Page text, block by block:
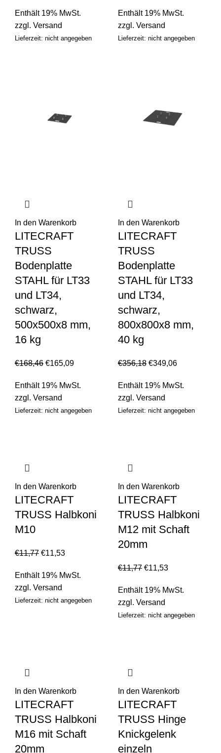
Enthält 19% MwSt.
zzgl. Versand
Lieferzeit: nicht angegeben
Enthält 19% MwSt.
zzgl. Versand
Lieferzeit: nicht angegeben
In den Warenkorb
LITECRAFT
TRUSS
Bodenplatte
STAHL für LT33
und LT34,
schwarz,
500x500x8 mm,
16 kg
€168,46 €165,09
Enthält 19% MwSt.
zzgl. Versand
Lieferzeit: nicht angegeben
In den Warenkorb
LITECRAFT
TRUSS
Bodenplatte
STAHL für LT33
und LT34,
schwarz,
800x800x8 mm,
40 kg
€356,18 €349,06
Enthält 19% MwSt.
zzgl. Versand
Lieferzeit: nicht angegeben
In den Warenkorb
LITECRAFT
TRUSS Halbkoni
M10
€11,77 €11,53
Enthält 19% MwSt.
zzgl. Versand
Lieferzeit: nicht angegeben
In den Warenkorb
LITECRAFT
TRUSS Halbkoni
M12 mit Schaft
20mm
€11,77 €11,53
Enthält 19% MwSt.
zzgl. Versand
Lieferzeit: nicht angegeben
In den Warenkorb
LITECRAFT
TRUSS Halbkoni
M16 mit Schaft
20mm
In den Warenkorb
LITECRAFT
TRUSS Hinge
Knickgelenk
einzeln